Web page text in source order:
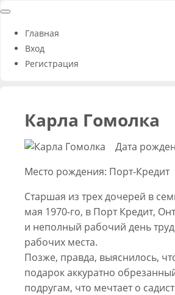
Главная
Вход
Регистрация
Карла Гомолка
Дата
Место рождения: Порт-Кредит
Старшая из трех дочерей в
мая 1970-го, в Порт Кредит,
и неполный рабочий день
рабочих места.
Позже, правда, выяснилось,
подарок аккуратно
подругам, что мечтает о